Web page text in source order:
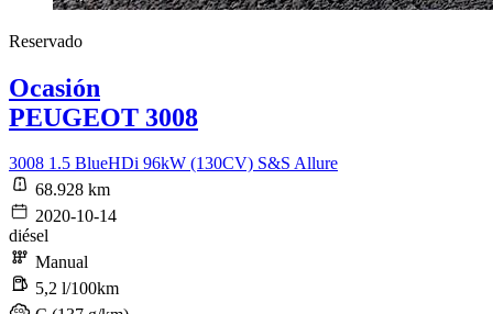
Reservado
Ocasión
PEUGEOT 3008
3008 1.5 BlueHDi 96kW (130CV) S&S Allure
68.928 km
2020-10-14
diésel
Manual
5,2 l/100km